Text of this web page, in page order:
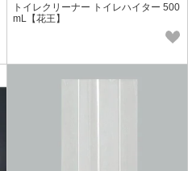
トイレクリーナー トイレハイター 500
mL【花王】